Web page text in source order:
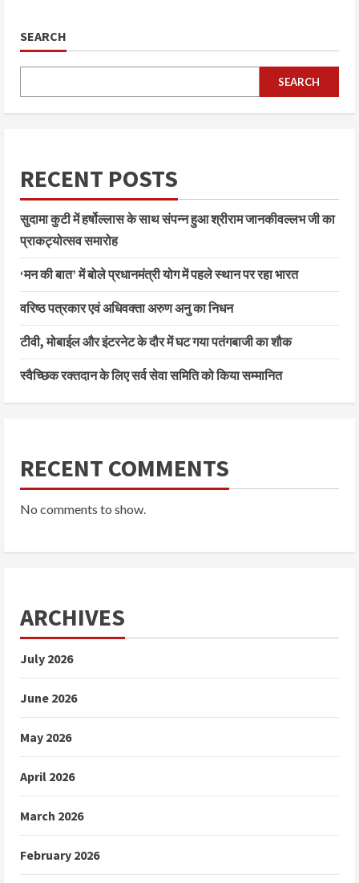
SEARCH
SEARCH
RECENT POSTS
सुदामा कुटी में हर्षोल्लास के साथ संपन्न हुआ श्रीराम जानकीवल्लभ जी का
प्राकट्योत्सव समारोह
‘मन की बात’ में बोले प्रधानमंत्री योग में पहले स्थान पर रहा भारत
वरिष्ठ पत्रकार एवं अधिवक्ता अरुण अनु का निधन
टीवी, मोबाईल और इंटरनेट के दौर में घट गया पतंगबाजी का शौक
स्वैच्छिक रक्तदान के लिए सर्व सेवा समिति को किया सम्मानित
RECENT COMMENTS
No comments to show.
ARCHIVES
July 2026
June 2026
May 2026
April 2026
March 2026
February 2026